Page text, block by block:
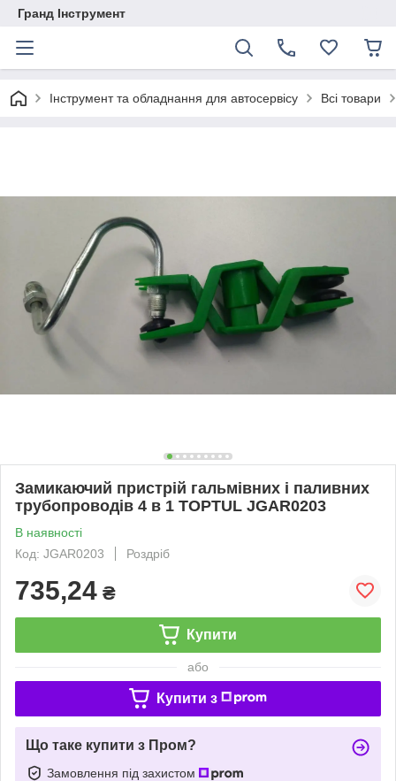
Гранд Інструмент
Інструмент та обладнання для автосервісу Всі товари
Замикаючий пристрій гальмівних і паливних
трубопроводів 4 в 1 TOPTUL JGAR0203
В наявності
Код: JGAR0203
Роздріб
735,24 ₴
Купити
або
Купити з
Що таке купити з Пром?
Замовлення під захистом